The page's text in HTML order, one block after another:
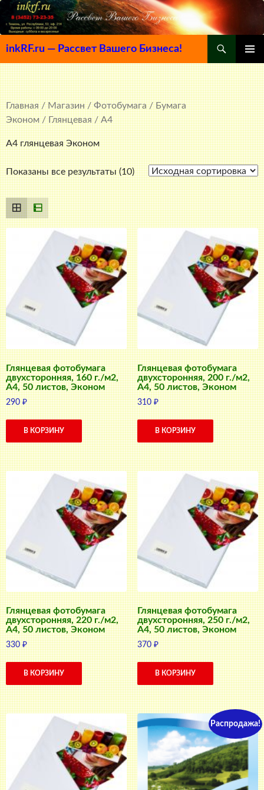
inkRF.ru — Рассвет Вашего Бизнеса!
МЕНЮ
К
СОДЕРЖИМОМУ
Главная/Магазин/Фотобумага/Бумага
Эконом/Глянцевая/ A4
A4 глянцевая Эконом
Показаны все результаты (10)
Глянцевая фотобумага
двухсторонняя, 160 г./м2,
A4, 50 листов, Эконом
290₽
В КОРЗИНУ
Глянцевая фотобумага
двухсторонняя, 200 г./м2,
A4, 50 листов, Эконом
310₽
В КОРЗИНУ
Глянцевая фотобумага
двухсторонняя, 220 г./м2,
A4, 50 листов, Эконом
330₽
В КОРЗИНУ
Глянцевая фотобумага
двухсторонняя, 250 г./м2,
A4, 50 листов, Эконом
370₽
В КОРЗИНУ
Распродажа!